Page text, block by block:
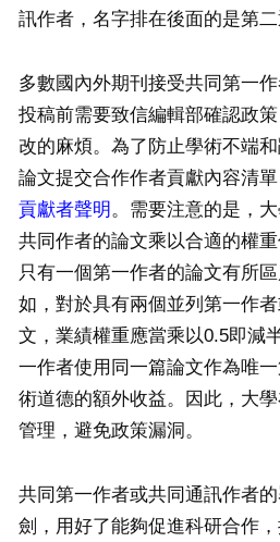
訊作者，名字排在後面的是第二
多數國內外期刊接受共同第一
投稿前需要致信編輯部確認政
改的麻煩。為了防止學術不端
論文提交合作作者貢獻內容清
貢獻者聲明。需要注意的是，
共同作者的論文乘以合適的權
只有一個第一作者的論文有所
如，對於具有兩個並列第一作
文，業績權重應當乘以0.5即減
一作者使用同一篇論文作為唯
術道德的額外收益。因此，大
管理，避免政策漏洞。
共同第一作者或共同通訊作者
劍，用好了能夠促進科研合作